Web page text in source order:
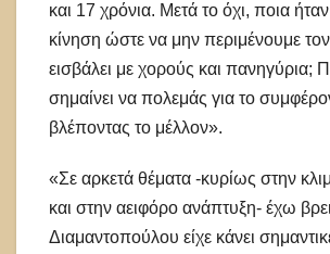
και 17 χρόνια. Μετά το όχι, ποια ήταν
κίνηση ώστε να μην περιμένουμε
εισβάλει με χορούς και πανηγύρια;
σημαίνει να πολεμάς για το
βλέποντας το μέλλον».
«Σε αρκετά θέματα -κυρίως στην
και στην αειφόρο ανάπτυξη- έχω
Διαμαντοπούλου είχε κάνει